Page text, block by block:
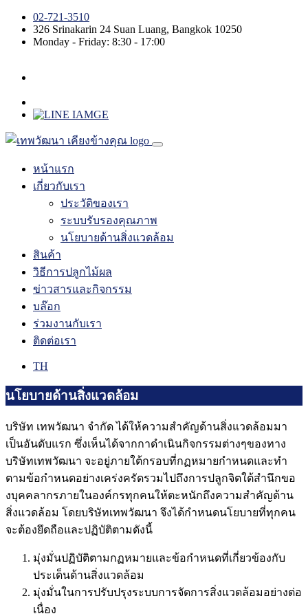
02-721-3510
326 Srinakarin 24 Suan Luang, Bangkok 10250
Monday - Friday: 8:30 - 17:00
หน้าแรก
เกี่ยวกับเรา
ประวัติของเรา
ระบบรับรองคุณภาพ
นโยบายด้านสิ่งแวดล้อม
สินค้า
วิธีการปลูกไม้ผล
ข่าวสารและกิจกรรม
บล๊อก
ร่วมงานกับเรา
ติดต่อเรา
TH
นโยบายด้านสิ่งแวดล้อม
บริษัท เทพวัฒนา จำกัด ได้ให้ความสำคัญด้านสิ่งแวดล้อมมา
เป็นอันดับแรก ซึ่งเห็นได้จากกาดำเนินกิจกรรมต่างๆของทาง
บริษัทเทพวัฒนา จะอยู่ภายใต้กรอบที่กฏหมายกำหนดและทำ
ตามข้อกำหนดอย่างเคร่งครัดรวมไปถึงการปลูกจิตใต้สำนึกขอ
งบุคคลากรภายในองค์กรทุกคนให้ตะหนักถึงความสำคัญด้าน
สิ่งแวดล้อม โดยบริษัทเทพวัฒนา จึงได้กำหนดนโยบายที่ทุกคน
จะต้องยึดถือและปฏิบัติตามดังนี้
มุ่งมั่นปฏิบัติตามกฏหมายและข้อกำหนดที่เกี่ยวข้องกับ
ประเด็นด้านสิ่งแวดล้อม
มุ่งมั่นในการปรับปรุงระบบการจัดการสิ่งแวดล้อมอย่างต่อ
เนื่อง